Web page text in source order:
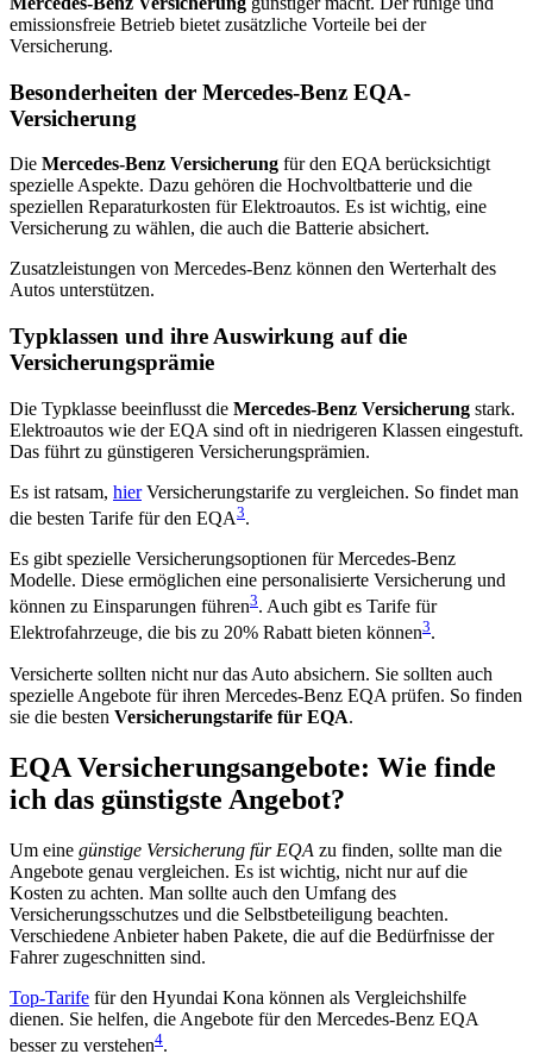
emissionsfreie Betrieb bietet zusätzliche Vorteile bei der
Versicherung.
Besonderheiten der Mercedes-Benz EQA-
Versicherung
Die Mercedes-Benz Versicherung für den EQA berücksichtigt
spezielle Aspekte. Dazu gehören die Hochvoltbatterie und die
speziellen Reparaturkosten für Elektroautos. Es ist wichtig, eine
Versicherung zu wählen, die auch die Batterie absichert.
Zusatzleistungen von Mercedes-Benz können den Werterhalt des
Autos unterstützen.
Typklassen und ihre Auswirkung auf die
Versicherungsprämie
Die Typklasse beeinflusst die Mercedes-Benz Versicherung stark.
Elektroautos wie der EQA sind oft in niedrigeren Klassen eingestuft.
Das führt zu günstigeren Versicherungsprämien.
Es ist ratsam, hierVersicherungstarife zu vergleichen. So findet man
die besten Tarife für den EQA3.
Es gibt spezielle Versicherungsoptionen für Mercedes-Benz
Modelle. Diese ermöglichen eine personalisierte Versicherung und
können zu Einsparungen führen3. Auch gibt es Tarife für
Elektrofahrzeuge, die bis zu 20% Rabatt bieten können3.
Versicherte sollten nicht nur das Auto absichern. Sie sollten auch
spezielle Angebote für ihren Mercedes-Benz EQA prüfen. So finden
sie die besten Versicherungstarife für EQA.
EQA Versicherungsangebote: Wie finde
ich das günstigste Angebot?
Um eine günstige Versicherung für EQA zu finden, sollte man die
Angebote genau vergleichen. Es ist wichtig, nicht nur auf die
Kosten zu achten. Man sollte auch den Umfang des
Versicherungsschutzes und die Selbstbeteiligung beachten.
Verschiedene Anbieter haben Pakete, die auf die Bedürfnisse der
Fahrer zugeschnitten sind.
Top-Tarife für den Hyundai Kona können als Vergleichshilfe
dienen. Sie helfen, die Angebote für den Mercedes-Benz EQA
besser zu verstehen4.